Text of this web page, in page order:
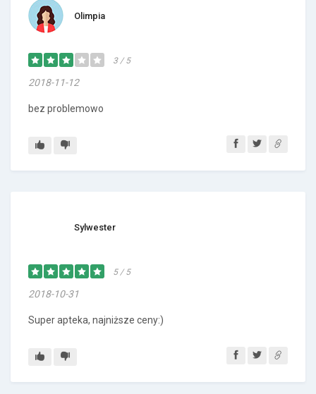
Olimpia
3 / 5
2018-11-12
bez problemowo
Sylwester
5 / 5
2018-10-31
Super apteka, najniższe ceny:)